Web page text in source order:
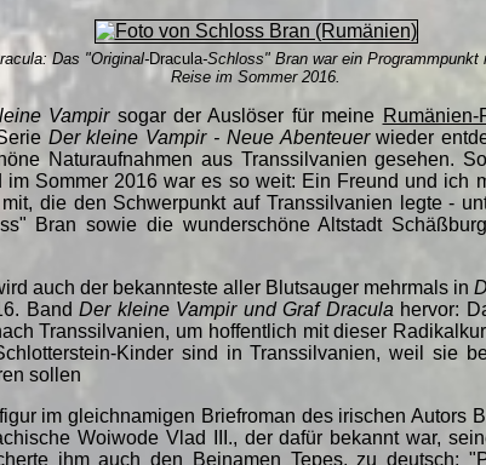
Das "Original-Dracula-Schloss" Bran war ein Programmpunkt
Reise im Sommer 2016.
Vampirsogar der Auslöser für meine
Der kleine Vampir - Neue Abenteuerwieder
Naturaufnahmen aus Transsilvanien gesehen.
Sommer 2016 war es so weit: Ein Freund und ich
die den Schwerpunkt auf Transsilvanien legte -
Bran sowie die wunderschöne Altstadt
auch der bekannteste aller Blutsauger mehrmals in
Band Der kleine Vampir und Graf Dracula hervor:
Transsilvanien, um hoffentlich mit dieser
Kinder sind in Transsilvanien, weil sie
sollen
im gleichnamigen Briefroman des irischen Autors
Woiwode Vlad III., der dafür bekannt war,
ihm auch den Beinamen Tepes, zu deutsch: